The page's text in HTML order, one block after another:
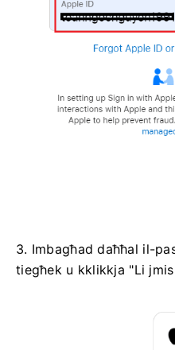
3. Imbagħad daħħal il-
tiegħek u kklikkja "Li